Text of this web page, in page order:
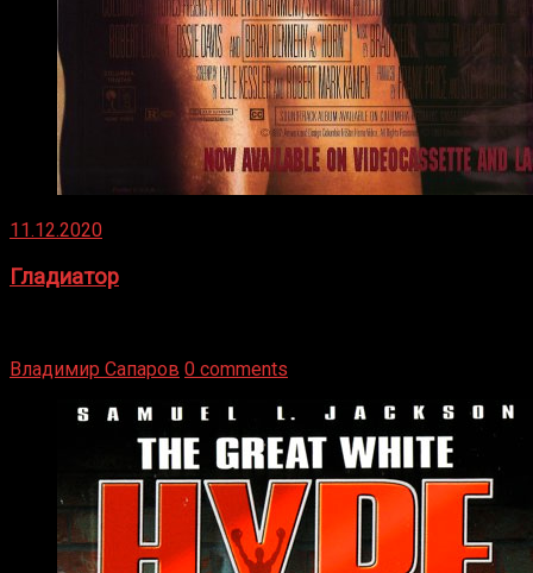
11.12.2020
Гладиатор
Владимир Сапаров 0 comments